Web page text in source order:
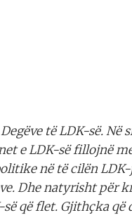
të LDK-së. Në
e LDK-së fillojnë
në të cilën
Dhe natyrisht për
që flet. Gjithçka